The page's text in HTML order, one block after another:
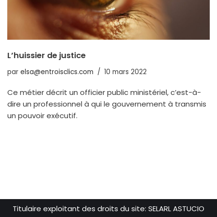
L’huissier de justice
par elsa@entroisclics.com 10 mars 2022
Ce métier décrit un officier public ministériel, c’est-à-
dire un professionnel à qui le gouvernement à transmis
un pouvoir exécutif.
Titulaire exploitant des droits du site: SELARL ASTUCIO